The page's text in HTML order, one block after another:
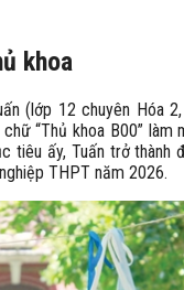
khoa
(lớp 12 chuyên Hóa
“Thủ khoa B00” làm
tiêu ấy, Tuấn trở thành
THPT năm 2026.